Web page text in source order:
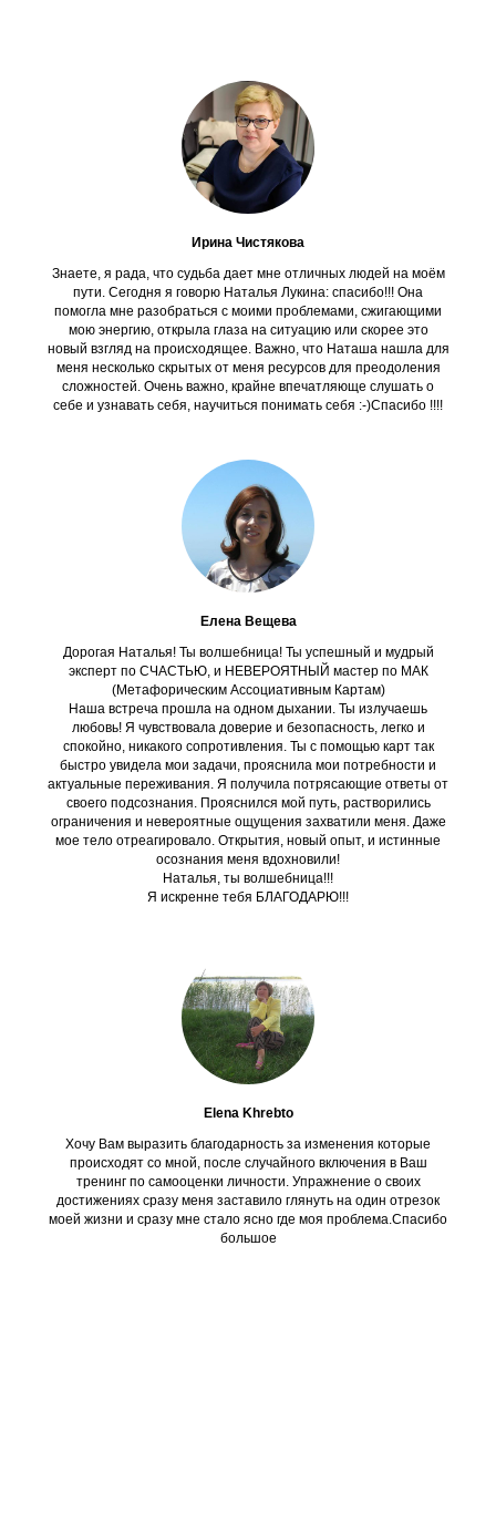
Ирина Чистякова
Знаете, я рада, что судьба дает мне отличных людей на моём
пути. Сегодня я говорю Наталья Лукина: спасибо!!! Она
помогла мне разобраться с моими проблемами, сжигающими
мою энергию, открыла глаза на ситуацию или скорее это
новый взгляд на происходящее. Важно, что Наташа нашла для
меня несколько скрытых от меня ресурсов для преодоления
сложностей. Очень важно, крайне впечатляюще слушать о
себе и узнавать себя, научиться понимать себя :-)Спасибо !!!!
Елена Вещева
Дорогая Наталья! Ты волшебница! Ты успешный и мудрый
эксперт по СЧАСТЬЮ, и НЕВЕРОЯТНЫЙ мастер по МАК
(Метафорическим Ассоциативным Картам)
Наша встреча прошла на одном дыхании. Ты излучаешь
любовь! Я чувствовала доверие и безопасность, легко и
спокойно, никакого сопротивления. Ты с помощью карт так
быстро увидела мои задачи, прояснила мои потребности и
актуальные переживания. Я получила потрясающие ответы от
своего подсознания. Прояснился мой путь, растворились
ограничения и невероятные ощущения захватили меня. Даже
мое тело отреагировало. Открытия, новый опыт, и истинные
осознания меня вдохновили!
Наталья, ты волшебница!!!
Я искренне тебя БЛАГОДАРЮ!!!
Elena Khrebto
Хочу Вам выразить благодарность за изменения которые
происходят со мной, после случайного включения в Ваш
тренинг по самооценки личности. Упражнение о своих
достижениях сразу меня заставило глянуть на один отрезок
моей жизни и сразу мне стало ясно где моя проблема.Спасибо
большое